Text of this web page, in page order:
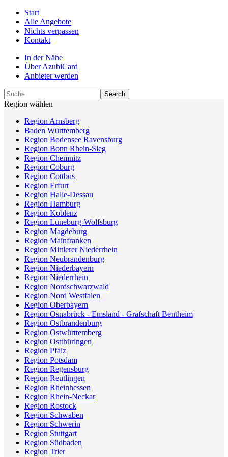
Start
Alle Angebote
Nichts verpassen
Kontakt
In der Nähe
Über AzubiCard
Anbieter werden
Region wählen
Region Arnsberg
Baden Württemberg
Region Bodensee Ravensburg
Region Bonn Rhein-Sieg
Region Chemnitz
Region Coburg
Region Cottbus
Region Erfurt
Region Halle-Dessau
Region Hamburg
Region Koblenz
Region Lüneburg-Wolfsburg
Region Magdeburg
Region Mainfranken
Region Mittlerer Niederrhein
Region Neubrandenburg
Region Niederbayern
Region Niederrhein
Region Nordschwarzwald
Region Nord Westfalen
Region Oberbayern
Region Osnabrück - Emsland - Grafschaft Bentheim
Region Ostbrandenburg
Region Ostwürttemberg
Region Ostthüringen
Region Pfalz
Region Potsdam
Region Regensburg
Region Reutlingen
Region Rheinhessen
Region Rhein-Neckar
Region Rostock
Region Schwaben
Region Schwerin
Region Stuttgart
Region Südbaden
Region Trier